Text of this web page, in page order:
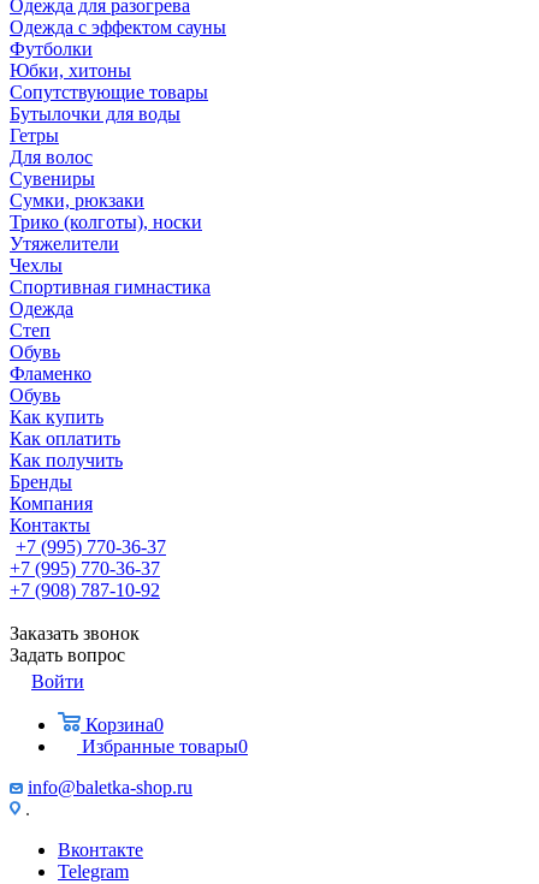
Одежда для разогрева
Одежда с эффектом сауны
Футболки
Юбки, хитоны
Сопутствующие товары
Бутылочки для воды
Гетры
Для волос
Сувениры
Сумки, рюкзаки
Трико (колготы), носки
Утяжелители
Чехлы
Спортивная гимнастика
Одежда
Степ
Обувь
Фламенко
Обувь
Как купить
Как оплатить
Как получить
Бренды
Компания
Контакты
+7 (995) 770-36-37
+7 (995) 770-36-37
+7 (908) 787-10-92
Заказать звонок
Задать вопрос
Войти
Корзина0
Избранные товары0
info@baletka-shop.ru
.
Вконтакте
Telegram